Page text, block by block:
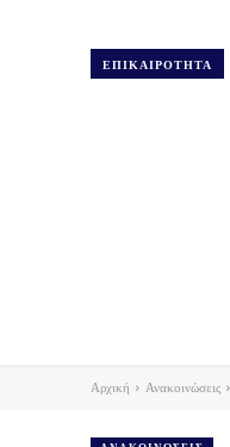
ΕΠΙΚΑΙΡΟΤΗΤΑ
Αρχική Ανακοινώσεις